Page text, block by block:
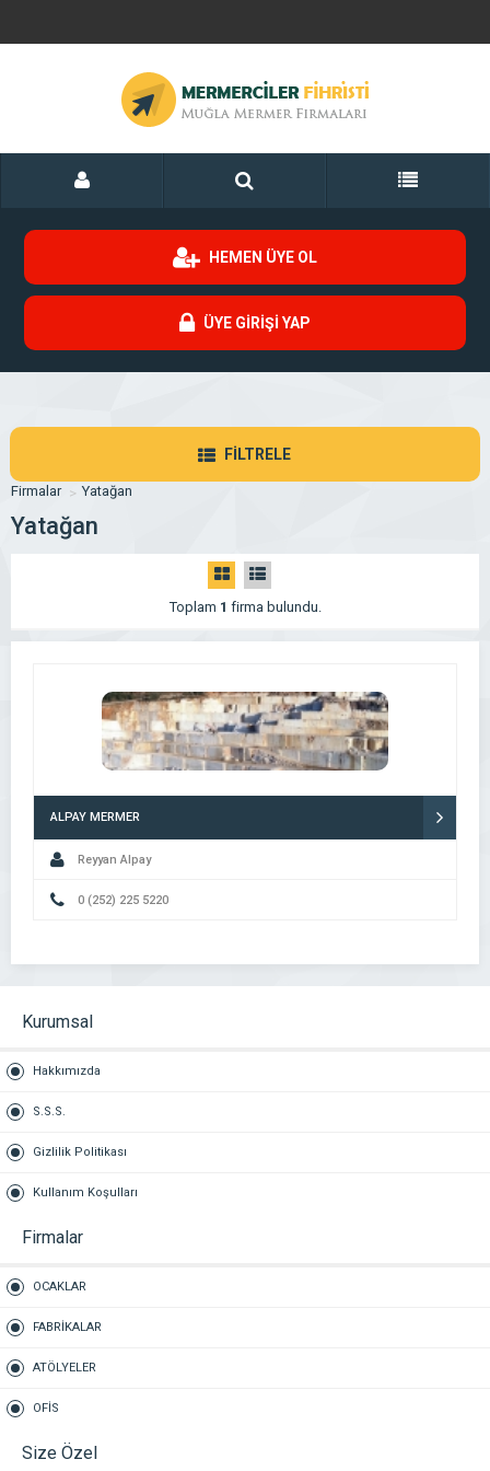
HEMEN ÜYE OL
ÜYE GİRİŞİ YAP
FİLTRELE
Firmalar Yatağan
Yatağan
Toplam 1 firma bulundu.
ALPAY MERMER
Reyyan Alpay
0 (252) 225 5220
Kurumsal
Hakkımızda
S.S.S.
Gizlilik Politikası
Kullanım Koşulları
Firmalar
OCAKLAR
FABRİKALAR
ATÖLYELER
OFİS
Size Özel